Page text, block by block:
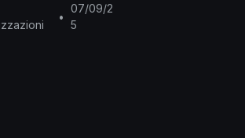
•
07/09/2
5